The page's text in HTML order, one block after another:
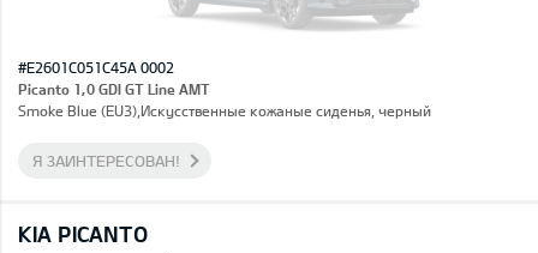
#E2601C051C45A 0002
Picanto 1,0 GDI GT Line AMT
Smoke Blue (EU3),Искусственные кожаные сиденья, черный
Я ЗАИНТЕРЕСОВАН!
KIA PICANTO